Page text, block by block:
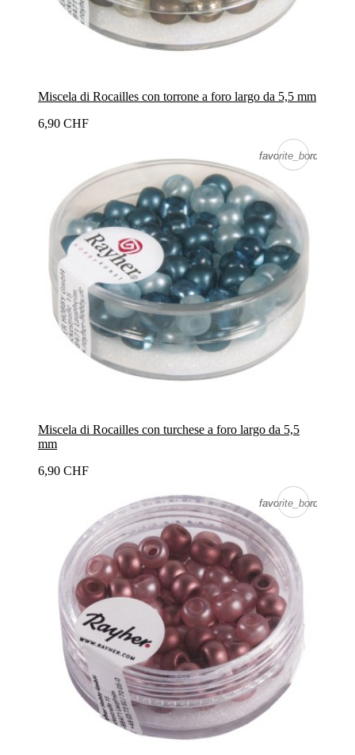
Miscela di Rocailles con torrone a foro largo da 5,5 mm
6,90 CHF
favorite_border
favorite_border
Miscela di Rocailles con turchese a foro largo da 5,5
mm
6,90 CHF
favorite_border
favorite_border